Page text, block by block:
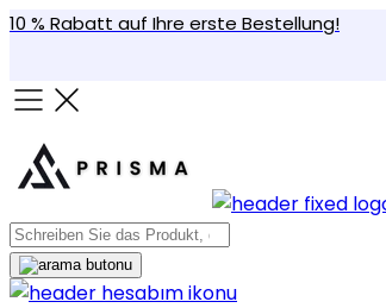
10 % Rabatt auf Ihre erste Bestellung!